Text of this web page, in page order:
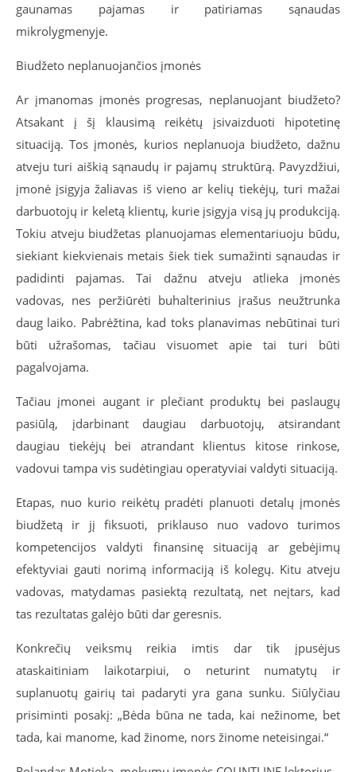
gaunamas pajamas ir patiriamas sąnaudas
mikrolygmenyje.
Biudžeto neplanuojančios įmonės
Ar įmanomas įmonės progresas, neplanuojant biudžeto?
Atsakant į šį klausimą reikėtų įsivaizduoti hipotetinę
situaciją. Tos įmonės, kurios neplanuoja biudžeto, dažnu
atveju turi aiškią sąnaudų ir pajamų struktūrą. Pavyzdžiui,
įmonė įsigyja žaliavas iš vieno ar kelių tiekėjų, turi mažai
darbuotojų ir keletą klientų, kurie įsigyja visą jų produkciją.
Tokiu atveju biudžetas planuojamas elementariuoju būdu,
siekiant kiekvienais metais šiek tiek sumažinti sąnaudas ir
padidinti pajamas. Tai dažnu atveju atlieka įmonės
vadovas, nes peržiūrėti buhalterinius įrašus neužtrunka
daug laiko. Pabrėžtina, kad toks planavimas nebūtinai turi
būti užrašomas, tačiau visuomet apie tai turi būti
pagalvojama.
Tačiau įmonei augant ir plečiant produktų bei paslaugų
pasiūlą, įdarbinant daugiau darbuotojų, atsirandant
daugiau tiekėjų bei atrandant klientus kitose rinkose,
vadovui tampa vis sudėtingiau operatyviai valdyti situaciją.
Etapas, nuo kurio reikėtų pradėti planuoti detalų įmonės
biudžetą ir jį fiksuoti, priklauso nuo vadovo turimos
kompetencijos valdyti finansinę situaciją ar gebėjimų
efektyviai gauti norimą informaciją iš kolegų. Kitu atveju
vadovas, matydamas pasiektą rezultatą, net neįtars, kad
tas rezultatas galėjo būti dar geresnis.
Konkrečių veiksmų reikia imtis dar tik įpusėjus
ataskaitiniam laikotarpiui, o neturint numatytų ir
suplanuotų gairių tai padaryti yra gana sunku. Siūlyčiau
prisiminti posakį: „Bėda būna ne tada, kai nežinome, bet
tada, kai manome, kad žinome, nors žinome neteisingai.“